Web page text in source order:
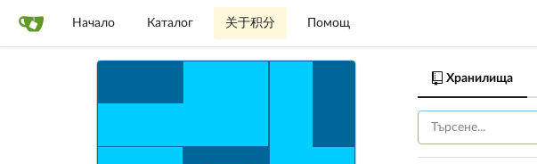
Начало Каталог 关于积分 Помощ
Хранилища